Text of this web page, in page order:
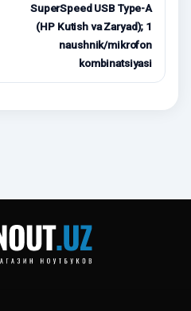
SuperSpeed ​​USB Type-A
(HP Kutish va Zaryad); 1
naushnik/mikrofon
kombinatsiyasi